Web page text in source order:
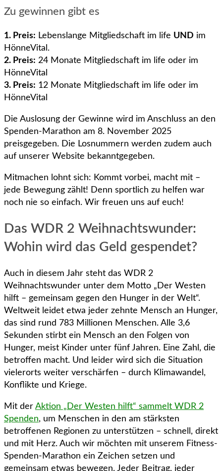
Zu gewinnen gibt es
1. Preis: Lebenslange Mitgliedschaft im life UND im
HönneVital.
2. Preis: 24 Monate Mitgliedschaft im life oder im
HönneVital
3. Preis: 12 Monate Mitgliedschaft im life oder im
HönneVital
Die Auslosung der Gewinne wird im Anschluss an den
Spenden-Marathon am 8. November 2025
preisgegeben. Die Losnummern werden zudem auch
auf unserer Website bekanntgegeben.
Mitmachen lohnt sich: Kommt vorbei, macht mit –
jede Bewegung zählt! Denn sportlich zu helfen war
noch nie so einfach. Wir freuen uns auf euch!
Das WDR 2 Weihnachtswunder:
Wohin wird das Geld gespendet?
Auch in diesem Jahr steht das WDR 2
Weihnachtswunder unter dem Motto „Der Westen
hilft – gemeinsam gegen den Hunger in der Welt“.
Weltweit leidet etwa jeder zehnte Mensch an Hunger,
das sind rund 783 Millionen Menschen. Alle 3,6
Sekunden stirbt ein Mensch an den Folgen von
Hunger, meist Kinder unter fünf Jahren. Eine Zahl, die
betroffen macht. Und leider wird sich die Situation
vielerorts weiter verschärfen – durch Klimawandel,
Konflikte und Kriege.
Mit der Aktion „Der Westen hilft“ sammelt WDR 2
Spenden, um Menschen in den am stärksten
betroffenen Regionen zu unterstützen – schnell, direkt
und mit Herz. Auch wir möchten mit unserem Fitness-
Spenden-Marathon ein Zeichen setzen und
gemeinsam etwas bewegen. Jeder Beitrag, jeder